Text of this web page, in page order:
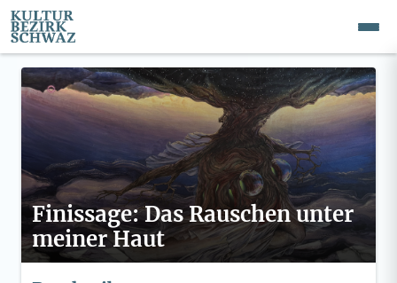
Finissage: Das Rauschen unter
meiner Haut